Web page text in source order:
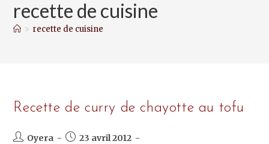
recette de cuisine
> recette de cuisine
Recette de curry de chayotte au tofu
Oyera
23 avril 2012